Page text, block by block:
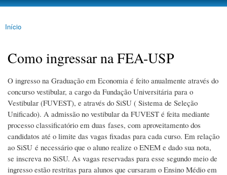
Pular
ECONOTEEN
Você está aqui
Início
Como ingressar na FEA-USP
O ingresso na Graduação em Economia é feito anualmente através do
concurso vestibular, a cargo da Fundação Universitária para o
Vestibular (FUVEST), e através do SiSU ( Sistema de Seleção
Unificado). A admissão no vestibular da FUVEST é feita mediante
processo classificatório em duas fases, com aproveitamento dos
candidatos até o limite das vagas fixadas para cada curso. Em relação
ao SiSU é necessário que o aluno realize o ENEM e dado sua nota,
se inscreva no SiSU. As vagas reservadas para esse segundo meio de
ingresso estão restritas para alunos que cursaram o Ensino Médio em